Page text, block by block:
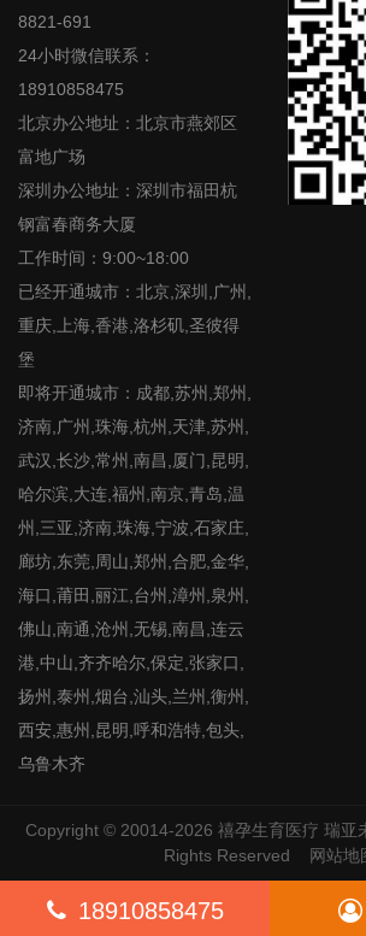
8821-691
24小时微信联系：
18910858475
北京办公地址：北京市燕郊区
富地广场
深圳办公地址：深圳市福田杭
钢富春商务大厦
工作时间：9:00~18:00
已经开通城市：北京,深圳,广州,
重庆,上海,香港,洛杉矶,圣彼得
堡
即将开通城市：成都,苏州,郑州,
济南,广州,珠海,杭州,天津,苏州,
武汉,长沙,常州,南昌,厦门,昆明,
哈尔滨,大连,福州,南京,青岛,温
州,三亚,济南,珠海,宁波,石家庄,
廊坊,东莞,周山,郑州,合肥,金华,
海口,莆田,丽江,台州,漳州,泉州,
佛山,南通,沧州,无锡,南昌,连云
港,中山,齐齐哈尔,保定,张家口,
扬州,泰州,烟台,汕头,兰州,衡州,
西安,惠州,昆明,呼和浩特,包头,
乌鲁木齐
Copyright © 20014-2026 禧孕生育医疗 瑞亚
Rights Reserved
网站地
18910858475